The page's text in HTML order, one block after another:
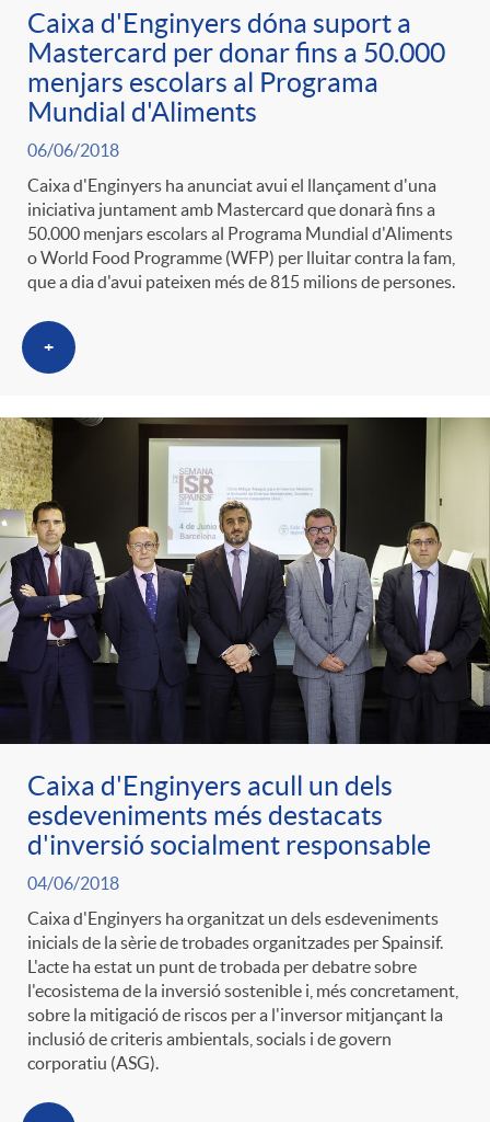
s
a
e
s
i
l
t
r
o
C
a
t
e
g
o
r
i
a
s
t
n
g
u
s
Caixa d'Enginyers dóna suport a
Mastercard per donar fins a 50.000
menjars escolars al Programa
Mundial d'Aliments
06/06/2018
Caixa d'Enginyers ha anunciat avui el llançament d'una
iniciativa juntament amb Mastercard que donarà fins a
50.000 menjars escolars al Programa Mundial d'Aliments
o World Food Programme (WFP) per lluitar contra la fam,
que a dia d'avui pateixen més de 815 milions de persones.
+
Caixa d'Enginyers acull un dels
esdeveniments més destacats
d'inversió socialment responsable
04/06/2018
Caixa d'Enginyers ha organitzat un dels esdeveniments
inicials de la sèrie de trobades organitzades per Spainsif.
L'acte ha estat un punt de trobada per debatre sobre
l'ecosistema de la inversió sostenible i, més concretament,
sobre la mitigació de riscos per a l'inversor mitjançant la
inclusió de criteris ambientals, socials i de govern
corporatiu (ASG).